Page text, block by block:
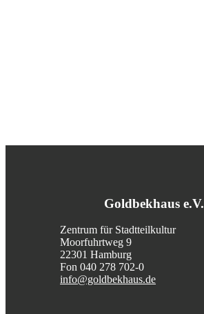
Goldbekhaus e.V.
Zentrum für Stadtteilkultur
Moorfuhrtweg 9
22301 Hamburg
Fon 040 278 702-0
info@goldbekhaus.de